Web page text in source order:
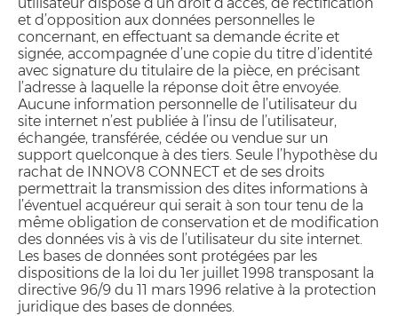
et d’opposition aux données personnelles le
concernant, en effectuant sa demande écrite et
signée, accompagnée d’une copie du titre d’identité
avec signature du titulaire de la pièce, en précisant
l’adresse à laquelle la réponse doit être envoyée.
Aucune information personnelle de l’utilisateur du
site internet n’est publiée à l’insu de l’utilisateur,
échangée, transférée, cédée ou vendue sur un
support quelconque à des tiers. Seule l’hypothèse du
rachat de INNOV8 CONNECT et de ses droits
permettrait la transmission des dites informations à
l’éventuel acquéreur qui serait à son tour tenu de la
même obligation de conservation et de modification
des données vis à vis de l’utilisateur du site internet.
Les bases de données sont protégées par les
dispositions de la loi du 1er juillet 1998 transposant la
directive 96/9 du 11 mars 1996 relative à la protection
juridique des bases de données.